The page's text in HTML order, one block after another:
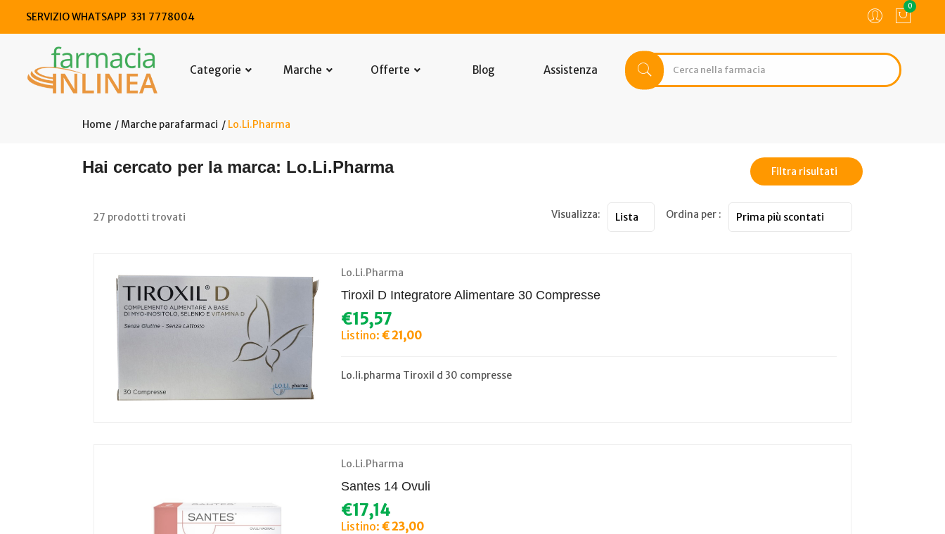
SERVIZIO WHATSAPP 331 7778004
0
Categorie Marche Offerte Blog Assistenza
Home Marche parafarmaci Lo.Li.Pharma
Hai cercato per la marca: Lo.Li.Pharma Filtra risultati
27 prodotti trovati Visualizza: Ordina per :
Lo.Li.Pharma
Tiroxil D Integratore Alimentare 30 Compresse
€15,57
Listino: € 21,00
Lo.li.pharma Tiroxil d 30 compresse
Lo.Li.Pharma
Santes 14 Ovuli
€17,14
Listino: € 23,00